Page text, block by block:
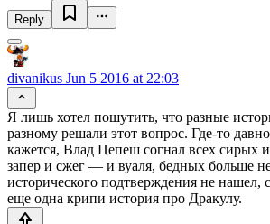
Reply
divanikus Jun 5 2016 at 22:03
Я лишь хотел пошутить, что разные
разному решали этот вопрос. Где-то
кажется, Влад Цепеш согнал всех сирых
запер и сжег — и вуаля, бедных больше
исторического подтверждения не нашел,
еще одна крипи история про Дракулу.